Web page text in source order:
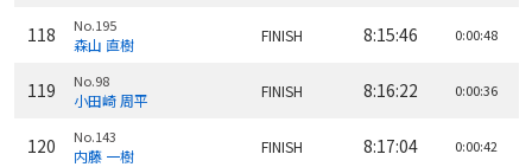
118 No.195
森山 直樹 FINISH 8:15:46 0:00:48
119 No.98
小田崎 周平 FINISH 8:16:22 0:00:36
120 No.143
内藤 一樹 FINISH 8:17:04 0:00:42